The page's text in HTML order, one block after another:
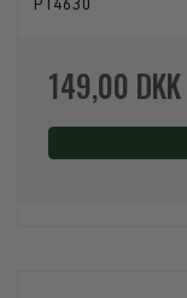
P14630
149,00 DKK